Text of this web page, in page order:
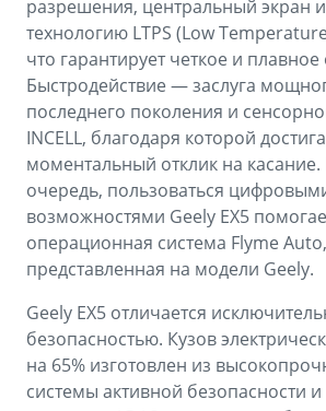
разрешения, центральный экран
технологию LTPS (Low
что гарантирует четкое и
Быстродействие — заслуга
последнего поколения и
INCELL, благодаря которой
моментальный отклик на
очередь, пользоваться
возможностями Geely EX5
операционная система Flyme
представленная на модели Geely.
Geely EX5 отличается
безопасностью. Кузов
на 65% изготовлен из
системы активной безопасности